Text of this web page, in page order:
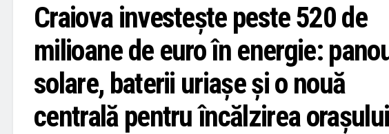
Craiova investește peste 520 de
milioane de euro în energie:
solare, baterii uriașe și o nouă
centrală pentru încălzirea orașului